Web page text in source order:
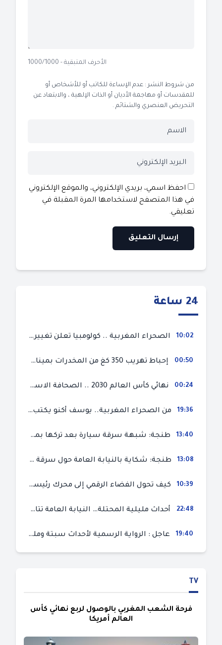
الأحرف المتبقية - 1000/1000
من شروط النشر : عدم الإساءة للكاتب أو للأشخاص أو
للمقدسات أو مهاجمة الأديان أو الذات الإلهية ، والابتعاد عن
التحريض العنصري والشتائم .
احفظ اسمي، بريدي الإلكتروني، والموقع الإلكتروني
في هذا المتصفح لاستخدامها المرة المقبلة في
تعليقي.
24 ساعة
10:02 الصحراء المغربية .. كولومبيا تعلن تغييرا في موقفها وتعترف بسيادة المغرب على صحرائه
00:50 إحباط تهريب 350 كغ من المخدرات بميناء طنجة المتوسط
00:24 نهائي كأس العالم 2030 .. الصحافة الاسبانية قلقة من حسم الملف لصالح المغرب و”تتهم رئيس الفيفا”
19:36 من الصحراء المغربية.. يوسف أكنو يكتب عن أزمة سبتة المحتلة ويؤكد ان الهجرة السرية ليست حلا وبناء الوطن هو الخيار الأفضل
13:40 طنجة: شبهة سرقة سيارة بعد تركها بمحل ميكانيك للإصلاح
13:08 طنجة: شكاية بالنيابة العامة حول سرقة سيارة تركها صاحبها بمحل ميكانيك للإصلاح
10:39 كيف تحول الفضاء الرقمي إلى محرك رئيسي لأحداث الهجرة في سبتة؟
22:48 أحداث مليلية المحتلة… النيابة العامة تتابع 50 متورطا في محاولة اقتحام السياح الحدودي بتهم ثقيلة
19:40 عاجل : الرواية الرسمية لأحداث سبتة ومليلية المحتلتين (وزارة الداخلية)
TV
فرحة الشعب المغربي بالوصول لربع نهائي كأس
العالم أمريكا